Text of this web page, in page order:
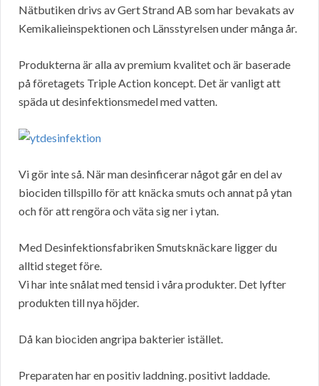
Nätbutiken drivs av Gert Strand AB som har bevakats av
Kemikalieinspektionen och Länsstyrelsen under många år.
Produkterna är alla av premium kvalitet och är baserade
på företagets Triple Action koncept. Det är vanligt att
späda ut desinfektionsmedel med vatten.
Vi gör inte så. När man desinficerar något går en del av
biociden tillspillo för att knäcka smuts och annat på ytan
och för att rengöra och väta sig ner i ytan.
Med Desinfektionsfabriken Smutsknäckare ligger du
alltid steget före.
Vi har inte snålat med tensid i våra produkter. Det lyfter
produkten till nya höjder.
Då kan biociden angripa bakterier istället.
Preparaten har en positiv laddning. positivt laddade.